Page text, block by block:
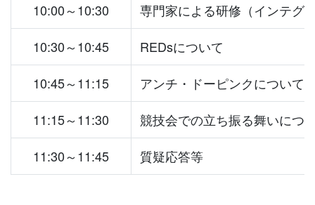
10:00～10:30
専門家による研修（インテグ
10:30～10:45
REDsについて
10:45～11:15
アンチ・ドーピンクについて
11:15～11:30
競技会での立ち振る舞いにつ
11:30～11:45
質疑応答等